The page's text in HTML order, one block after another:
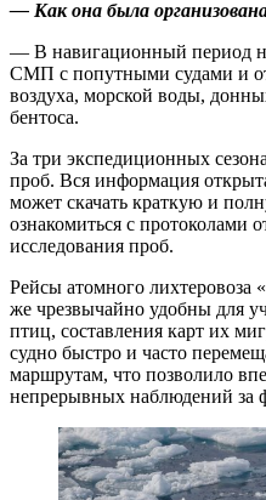
— Как она была
— В навигационный период
СМП с попутными судами и
воздуха, морской воды,
бентоса.
За три экспедиционных
проб. Вся информация
может скачать краткую и
ознакомиться с протоколами
исследования проб.
Рейсы атомного лихтеровоза
же чрезвычайно удобны для
птиц, составления карт их
судно быстро и часто
маршрутам, что позволило
непрерывных наблюдений за